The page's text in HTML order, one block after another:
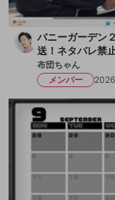
バニーガーデ
送！ネタバレ禁
ちゃんです！今
きます、か！放
布団ちゃん
メンバー